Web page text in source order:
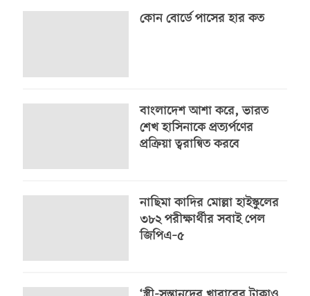
কোন বোর্ডে পাসের হার কত
বাংলাদেশ আশা করে, ভারত
শেখ হাসিনাকে প্রত্যর্পণের
প্রক্রিয়া ত্বরান্বিত করবে
নাছিমা কাদির মোল্লা হাইস্কুলের
৩৮২ পরীক্ষার্থীর সবাই পেল
জিপিএ–৫